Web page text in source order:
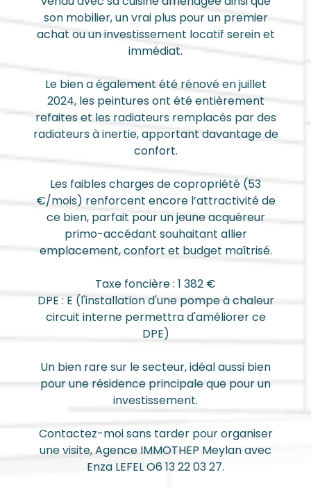
son mobilier, un vrai plus pour un premier
achat ou un investissement locatif serein et
immédiat.
Le bien a également été rénové en juillet
2024, les peintures ont été entièrement
refaites et les radiateurs remplacés par des
radiateurs à inertie, apportant davantage de
confort.
Les faibles charges de copropriété (53
€/mois) renforcent encore l’attractivité de
ce bien, parfait pour un jeune acquéreur
primo-accédant souhaitant allier
emplacement, confort et budget maîtrisé.
Taxe foncière : 1 382 €
DPE : E (l'installation d'une pompe à chaleur
circuit interne permettra d'améliorer ce
DPE)
Un bien rare sur le secteur, idéal aussi bien
pour une résidence principale que pour un
investissement.
Contactez-moi sans tarder pour organiser
une visite, Agence IMMOTHEP Meylan avec
Enza LEFEL O6 13 22 03 27.